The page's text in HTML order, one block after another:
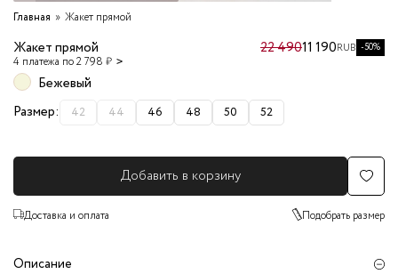
Главная Жакет прямой
Жакет прямой
4 платежа по 2 798 ₽
22 49011 190RUB -50%
Бежевый
Размер:
42 44 46 48 50 52
Добавить в корзину
Доставка и оплата Подобрать размер
Описание